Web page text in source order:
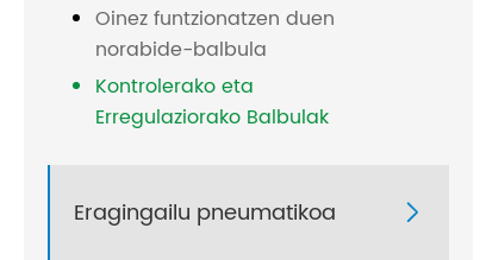
Oinez funtzionatzen duen
norabide-balbula
Kontrolerako eta
Erregulaziorako Balbulak
Eragingailu pneumatikoa 